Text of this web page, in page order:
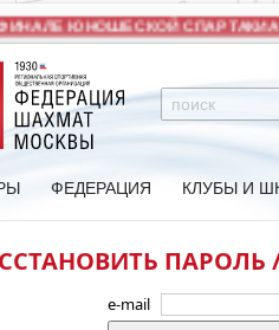
ЮНОШЕСКОЙ
ФЕДЕРАЦИЯ КЛУБЫ И
ПАРОЛЬ /
e-mail